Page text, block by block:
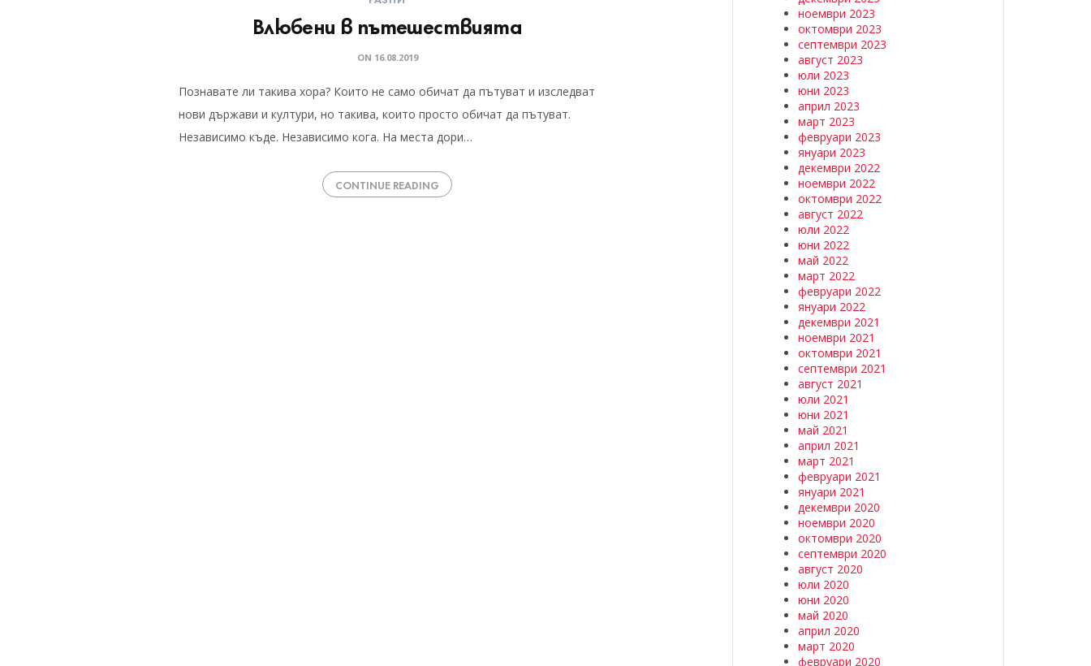
Влюбени в пътешествията
ON 16.08.2019
Познавате ли такива хора? Които не само обичат да пътуват и изследват
нови държави и култури, но такива, които просто обичат да пътуват.
Независимо къде. Независимо кога. На места дори…
CONTINUE READING
ноември 2023
октомври 2023
септември 2023
август 2023
юли 2023
юни 2023
април 2023
март 2023
февруари 2023
януари 2023
декември 2022
ноември 2022
октомври 2022
август 2022
юли 2022
юни 2022
май 2022
март 2022
февруари 2022
януари 2022
декември 2021
ноември 2021
октомври 2021
септември 2021
август 2021
юли 2021
юни 2021
май 2021
април 2021
март 2021
февруари 2021
януари 2021
декември 2020
ноември 2020
октомври 2020
септември 2020
август 2020
юли 2020
юни 2020
май 2020
април 2020
март 2020
февруари 2020